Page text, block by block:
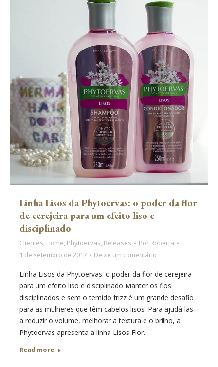
Linha Lisos da Phytoervas: o poder da flor
de cerejeira para um efeito liso e
disciplinado
Clientes, Home, Phytoervas, Releases Por Roberta
1 de setembro de 2017
Deixe um comentário
Linha Lisos da Phytoervas: o poder da flor de cerejeira
para um efeito liso e disciplinado Manter os fios
disciplinados e sem o temido frizz é um grande desafio
para as mulheres que têm cabelos lisos. Para ajudá-las
a reduzir o volume, melhorar a textura e o brilho, a
Phytoervas apresenta a linha Lisos Flor…
Read more